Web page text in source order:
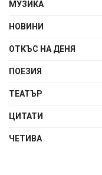
МУЗИКА
НОВИНИ
ОТКЪС НА ДЕНЯ
ПОЕЗИЯ
ТЕАТЪР
ЦИТАТИ
ЧЕТИВА